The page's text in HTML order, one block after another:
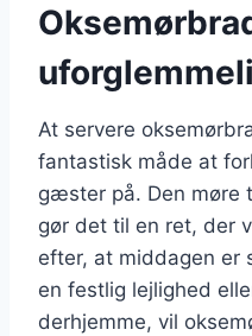
At servere
fantastisk måde at
gæster på. Den møre
gør det til en ret, der
efter, at middagen er
en festlig lejlighed
derhjemme, vil